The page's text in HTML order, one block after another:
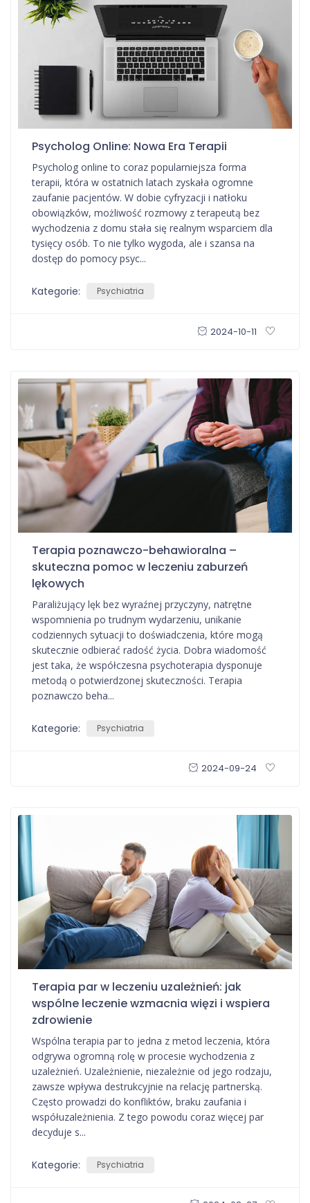
Psycholog Online: Nowa Era Terapii
Psycholog online to coraz popularniejsza forma
terapii, która w ostatnich latach zyskała ogromne
zaufanie pacjentów. W dobie cyfryzacji i natłoku
obowiązków, możliwość rozmowy z terapeutą bez
wychodzenia z domu stała się realnym wsparciem dla
tysięcy osób. To nie tylko wygoda, ale i szansa na
dostęp do pomocy psyc...
Kategorie: Psychiatria
2024-10-11
Terapia poznawczo-behawioralna –
skuteczna pomoc w leczeniu zaburzeń
lękowych
Paraliżujący lęk bez wyraźnej przyczyny, natrętne
wspomnienia po trudnym wydarzeniu, unikanie
codziennych sytuacji to doświadczenia, które mogą
skutecznie odbierać radość życia. Dobra wiadomość
jest taka, że współczesna psychoterapia dysponuje
metodą o potwierdzonej skuteczności. Terapia
poznawczo beha...
Kategorie: Psychiatria
2024-09-24
Terapia par w leczeniu uzależnień: jak
wspólne leczenie wzmacnia więzi i wspiera
zdrowienie
Wspólna terapia par to jedna z metod leczenia, która
odgrywa ogromną rolę w procesie wychodzenia z
uzależnień. Uzależnienie, niezależnie od jego rodzaju,
zawsze wpływa destrukcyjnie na relację partnerską.
Często prowadzi do konfliktów, braku zaufania i
współuzależnienia. Z tego powodu coraz więcej par
decyduje s...
Kategorie: Psychiatria